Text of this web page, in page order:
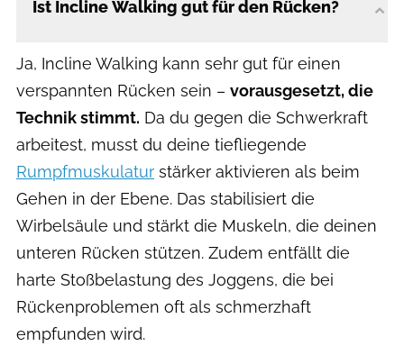
Ist Incline Walking gut für den Rücken?
Ja, Incline Walking kann sehr gut für einen
verspannten Rücken sein – vorausgesetzt, die
Technik stimmt. Da du gegen die Schwerkraft
arbeitest, musst du deine tiefliegende
Rumpfmuskulatur stärker aktivieren als beim
Gehen in der Ebene. Das stabilisiert die
Wirbelsäule und stärkt die Muskeln, die deinen
unteren Rücken stützen. Zudem entfällt die
harte Stoßbelastung des Joggens, die bei
Rückenproblemen oft als schmerzhaft
empfunden wird.